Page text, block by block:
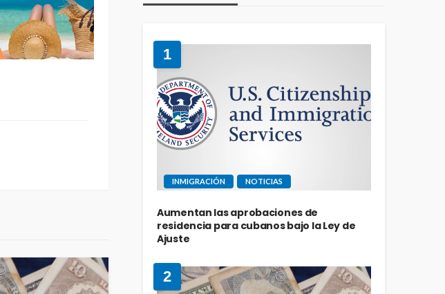
1
INMIGRACIÓN NOTICIAS
Aumentan las aprobaciones de
residencia para cubanos bajo la Ley de
Ajuste
2